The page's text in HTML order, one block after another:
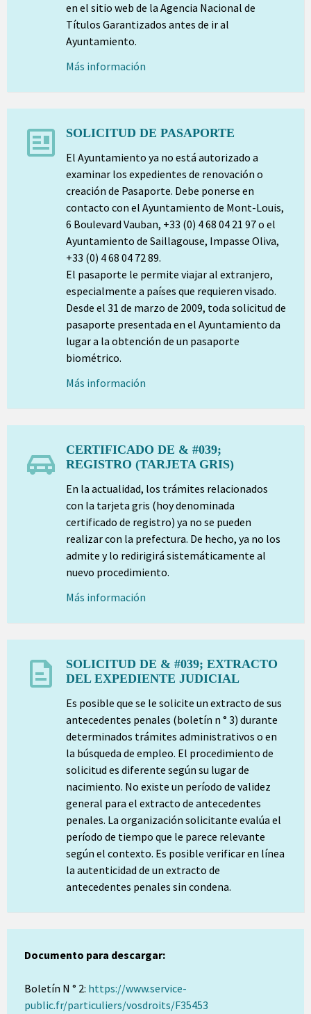
en el sitio web de la Agencia Nacional de
Títulos Garantizados antes de ir al
Ayuntamiento.
Más información
SOLICITUD DE PASAPORTE
El Ayuntamiento ya no está autorizado a
examinar los expedientes de renovación o
creación de Pasaporte. Debe ponerse en
contacto con el Ayuntamiento de Mont-Louis,
6 Boulevard Vauban, +33 (0) 4 68 04 21 97 o el
Ayuntamiento de Saillagouse, Impasse Oliva,
+33 (0) 4 68 04 72 89.
El pasaporte le permite viajar al extranjero,
especialmente a países que requieren visado.
Desde el 31 de marzo de 2009, toda solicitud de
pasaporte presentada en el Ayuntamiento da
lugar a la obtención de un pasaporte
biométrico.
Más información
CERTIFICADO DE & #039;
REGISTRO (TARJETA GRIS)
En la actualidad, los trámites relacionados
con la tarjeta gris (hoy denominada
certificado de registro) ya no se pueden
realizar con la prefectura. De hecho, ya no los
admite y lo redirigirá sistemáticamente al
nuevo procedimiento.
Más información
SOLICITUD DE & #039; EXTRACTO
DEL EXPEDIENTE JUDICIAL
Es posible que se le solicite un extracto de sus
antecedentes penales (boletín n ° 3) durante
determinados trámites administrativos o en
la búsqueda de empleo. El procedimiento de
solicitud es diferente según su lugar de
nacimiento. No existe un período de validez
general para el extracto de antecedentes
penales. La organización solicitante evalúa el
período de tiempo que le parece relevante
según el contexto. Es posible verificar en línea
la autenticidad de un extracto de
antecedentes penales sin condena.
Documento para descargar:
Boletín N ° 2: https://www.service-
public.fr/particuliers/vosdroits/F35453